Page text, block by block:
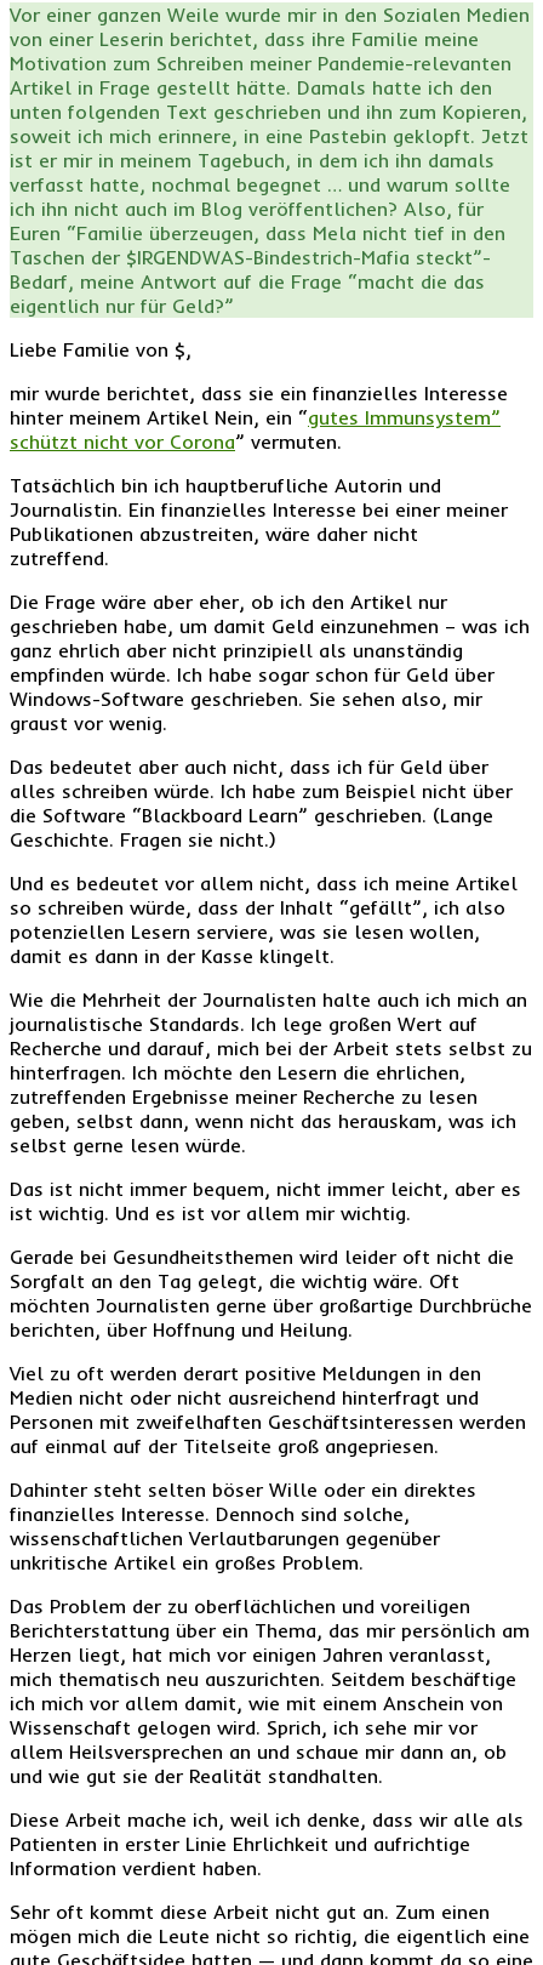
Vor einer ganzen Weile wurde mir in den Sozialen Medien
von einer Leserin berichtet, dass ihre Familie meine
Motivation zum Schreiben meiner Pandemie-relevanten
Artikel in Frage gestellt hätte. Damals hatte ich den
unten folgenden Text geschrieben und ihn zum Kopieren,
soweit ich mich erinnere, in eine Pastebin geklopft. Jetzt
ist er mir in meinem Tagebuch, in dem ich ihn damals
verfasst hatte, nochmal begegnet … und warum sollte
ich ihn nicht auch im Blog veröffentlichen? Also, für
Euren “Familie überzeugen, dass Mela nicht tief in den
Taschen der $IRGENDWAS-Bindestrich-Mafia steckt”-
Bedarf, meine Antwort auf die Frage “macht die das
eigentlich nur für Geld?”
Liebe Familie von $,
mir wurde berichtet, dass sie ein finanzielles Interesse
hinter meinem Artikel Nein, ein “gutes Immunsystem”
schützt nicht vor Corona” vermuten.
Tatsächlich bin ich hauptberufliche Autorin und
Journalistin. Ein finanzielles Interesse bei einer meiner
Publikationen abzustreiten, wäre daher nicht
zutreffend.
Die Frage wäre aber eher, ob ich den Artikel nur
geschrieben habe, um damit Geld einzunehmen – was ich
ganz ehrlich aber nicht prinzipiell als unanständig
empfinden würde. Ich habe sogar schon für Geld über
Windows-Software geschrieben. Sie sehen also, mir
graust vor wenig.
Das bedeutet aber auch nicht, dass ich für Geld über
alles schreiben würde. Ich habe zum Beispiel nicht über
die Software “Blackboard Learn” geschrieben. (Lange
Geschichte. Fragen sie nicht.)
Und es bedeutet vor allem nicht, dass ich meine Artikel
so schreiben würde, dass der Inhalt “gefällt”, ich also
potenziellen Lesern serviere, was sie lesen wollen,
damit es dann in der Kasse klingelt.
Wie die Mehrheit der Journalisten halte auch ich mich an
journalistische Standards. Ich lege großen Wert auf
Recherche und darauf, mich bei der Arbeit stets selbst zu
hinterfragen. Ich möchte den Lesern die ehrlichen,
zutreffenden Ergebnisse meiner Recherche zu lesen
geben, selbst dann, wenn nicht das herauskam, was ich
selbst gerne lesen würde.
Das ist nicht immer bequem, nicht immer leicht, aber es
ist wichtig. Und es ist vor allem mir wichtig.
Gerade bei Gesundheitsthemen wird leider oft nicht die
Sorgfalt an den Tag gelegt, die wichtig wäre. Oft
möchten Journalisten gerne über großartige Durchbrüche
berichten, über Hoffnung und Heilung.
Viel zu oft werden derart positive Meldungen in den
Medien nicht oder nicht ausreichend hinterfragt und
Personen mit zweifelhaften Geschäftsinteressen werden
auf einmal auf der Titelseite groß angepriesen.
Dahinter steht selten böser Wille oder ein direktes
finanzielles Interesse. Dennoch sind solche,
wissenschaftlichen Verlautbarungen gegenüber
unkritische Artikel ein großes Problem.
Das Problem der zu oberflächlichen und voreiligen
Berichterstattung über ein Thema, das mir persönlich am
Herzen liegt, hat mich vor einigen Jahren veranlasst,
mich thematisch neu auszurichten. Seitdem beschäftige
ich mich vor allem damit, wie mit einem Anschein von
Wissenschaft gelogen wird. Sprich, ich sehe mir vor
allem Heilsversprechen an und schaue mir dann an, ob
und wie gut sie der Realität standhalten.
Diese Arbeit mache ich, weil ich denke, dass wir alle als
Patienten in erster Linie Ehrlichkeit und aufrichtige
Information verdient haben.
Sehr oft kommt diese Arbeit nicht gut an. Zum einen
mögen mich die Leute nicht so richtig, die eigentlich eine
gute Geschäftsidee hatten — und dann kommt da so eine